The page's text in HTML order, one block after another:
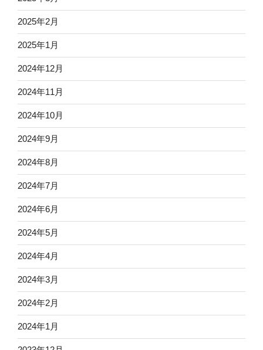
2025年2月
2025年1月
2024年12月
2024年11月
2024年10月
2024年9月
2024年8月
2024年7月
2024年6月
2024年5月
2024年4月
2024年3月
2024年2月
2024年1月